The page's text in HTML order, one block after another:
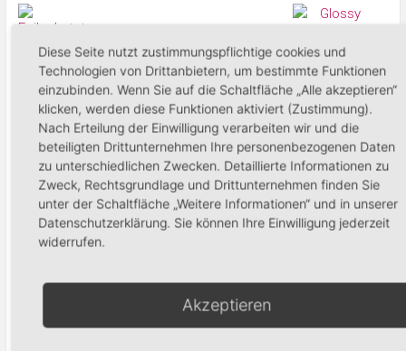
Feilschutztape
4,40€
In den Warenkorb
Glossy Clean
24,95€
In den
Diese Seite nutzt zustimmungspflichtige cookies und
Technologien von Drittanbietern, um bestimmte Funktionen
einzubinden. Wenn Sie auf die Schaltfläche „Alle akzeptieren“
klicken, werden diese Funktionen aktiviert (Zustimmung).
Nach Erteilung der Einwilligung verarbeiten wir und die
beteiligten Drittunternehmen Ihre personenbezogenen Daten
zu unterschiedlichen Zwecken. Detaillierte Informationen zu
Zweck, Rechtsgrundlage und Drittunternehmen finden Sie
unter der Schaltfläche „Weitere Informationen“ und in unserer
Datenschutzerklärung. Sie können Ihre Einwilligung jederzeit
widerrufen.
Akzeptieren